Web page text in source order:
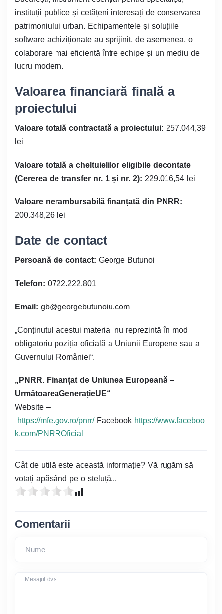
instituții publice și cetățeni interesați de conservarea
patrimoniului urban. Echipamentele și soluțiile
software achiziționate au sprijinit, de asemenea, o
colaborare mai eficientă între echipe și un mediu de
lucru modern.
Valoarea financiară finală a
proiectului
Valoare totală contractată a proiectului: 257.044,39
lei
Valoare totală a cheltuielilor eligibile decontate
(Cererea de transfer nr. 1 și nr. 2): 229.016,54 lei
Valoare nerambursabilă finanțată din PNRR:
200.348,26 lei
Date de contact
Persoană de contact: George Butunoi
Telefon: 0722.222.801
Email: gb@georgebutunoiu.com
„Conținutul acestui material nu reprezintă în mod
obligatoriu poziția oficială a Uniunii Europene sau a
Guvernului României“.
„PNRR. Finanțat de Uniunea Europeană –
UrmătoareaGenerațieUE“
Website –
https://mfe.gov.ro/pnrr/Facebook https://www.faceboo
k.com/PNRROficial
Cât de utilă este această informație? Vă rugăm să
votați apăsând pe o steluță...
Comentarii
Nume
Mesajul dvs.